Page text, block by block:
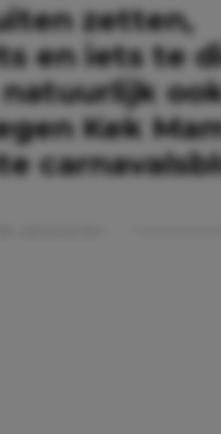
zetten,
en iets te
Kek